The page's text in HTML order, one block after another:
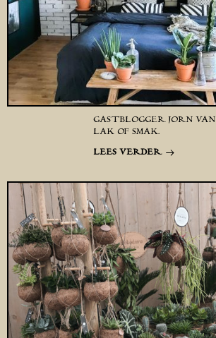
GASTBLOGGER JORN VAN
LAK OF SMAK.
LEES VERDER